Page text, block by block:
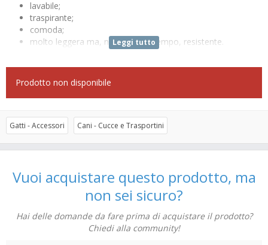
lavabile;
traspirante;
comoda;
molto leggera ma, nello stesso tempo, resistente.
Tabella di riferimento
CW131
140x120 cm
Leggi tutto
Prodotto non disponibile
Gatti - Accessori Cani - Cucce e Trasportini
Vuoi acquistare questo prodotto, ma
non sei sicuro?
Hai delle domande da fare prima di acquistare il prodotto?
Chiedi alla community!